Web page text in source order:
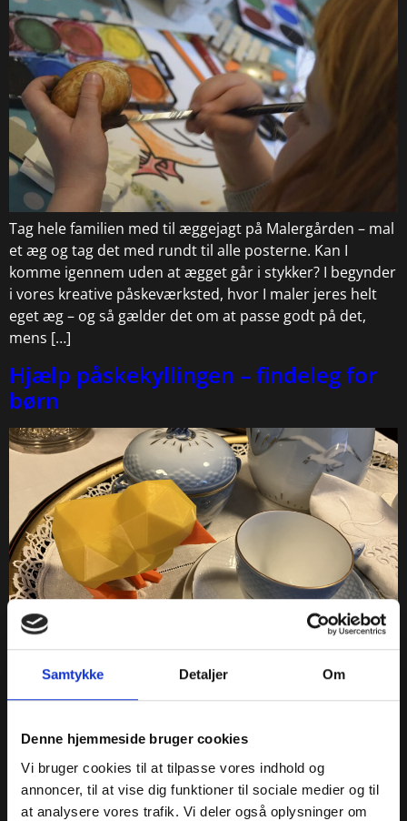
Samtykke Detaljer Om
Denne hjemmeside bruger cookies
Vi bruger cookies til at tilpasse vores indhold og
annoncer, til at vise dig funktioner til sociale medier og til
at analysere vores trafik. Vi deler også oplysninger om
Tag hele familien med til æggejagt på Malergården – mal
et æg og tag det med rundt til alle posterne. Kan I
komme igennem uden at ægget går i stykker? I begynder
i vores kreative påskeværksted, hvor I maler jeres helt
eget æg – og så gælder det om at passe godt på det,
mens […]
Hjælp påskekyllingen – findeleg for
børn
findeleg velegnet til børn på 3 – 7 år. Kyllingen og dens
venner hjælper børn med at komme i påskestemning.
museerne sammen med sine mange venner: den
brølende ko, den nysgerrige kanin, den legesyge hund,
det bløde […]